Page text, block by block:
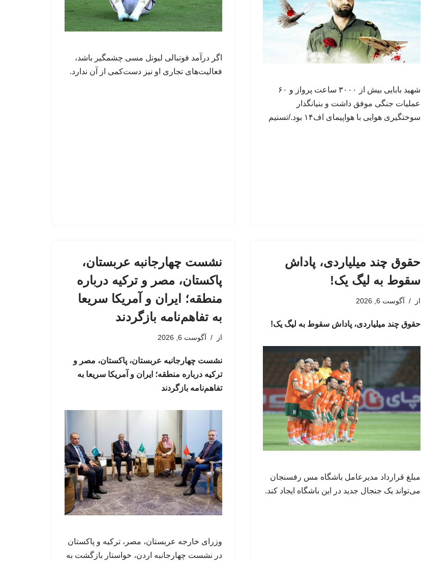
شهید بابایی بیش از ۳۰۰۰ ساعت پرواز و ۶۰
عملیات جنگی موفق داشت و بنیانگذار
سوختگیری هوایی با هواپیمای اف۱۴ بود./تسنیم
اگر درآمد فوتبالی لیونل مسی چشمگیر باشد،
فعالیت‌های تجاری او نیز دست‌کمی از آن ندارد.
حقوق چند میلیاردی، پاداش
سقوط به لیگ یک!
از آگوست 6, 2026
حقوق چند میلیاردی، پاداش سقوط به لیگ یک!
مبلغ قرارداد مدیرعامل باشگاه مس رفسنجان
می‌تواند یک جنجال جدید در این باشگاه ایجاد کند.
نشست چهارجانبه عربستان،
پاکستان، مصر و ترکیه درباره
منطقه؛ ایران و آمریکا سریعا
به تفاهم‌نامه بازگردند
از آگوست 6, 2026
نشست چهارجانبه عربستان، پاکستان، مصر و
ترکیه درباره منطقه؛ ایران و آمریکا سریعا به
تفاهم‌نامه بازگردند
وزرای خارجه عربستان، مصر، ترکیه و پاکستان
در نشست چهارجانبه اردن، خواستار بازگشت به